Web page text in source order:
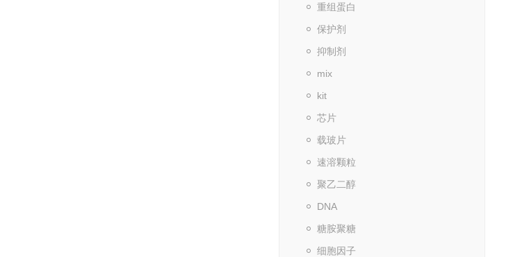
重组蛋白
保护剂
抑制剂
mix
kit
芯片
载玻片
速溶颗粒
聚乙二醇
DNA
糖胺聚糖
细胞因子